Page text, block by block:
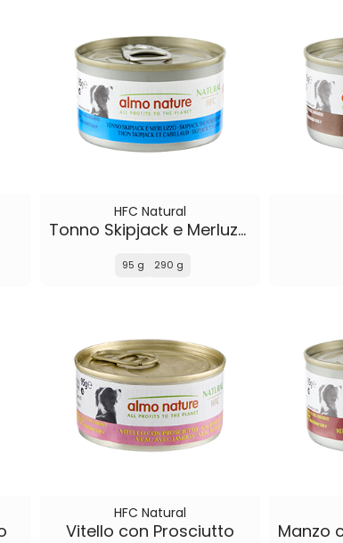
HFC Natural
Tonno Skipjack e Merluzzo
95 g 290 g
HFC Natural
Vitello con Prosciutto